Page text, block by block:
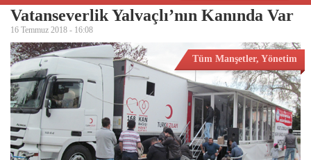
Vatanseverlik Yalvaçlı’nın Kanında Var
16 Temmuz 2018 - 16:08
Tüm Manşetler, Yönetim